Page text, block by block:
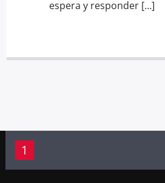
espera y responder […]
1